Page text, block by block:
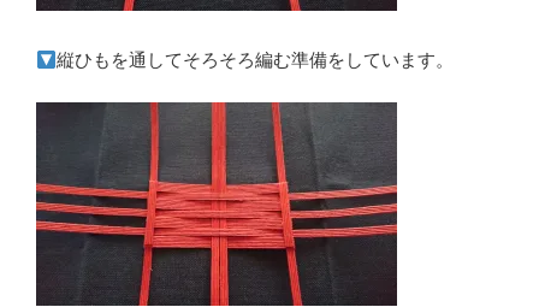
縦ひもを通してそろそろ編む準備をしています。